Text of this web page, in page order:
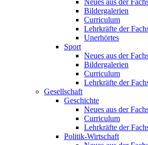
Neues aus der
Bildergalerien
Curriculum
Lehrkräfte der
Unerhörtes
Sport
Neues aus der
Bildergalerien
Curriculum
Lehrkräfte der
Gesellschaft
Geschichte
Neues aus der
Curriculum
Lehrkräfte der
Politik-Wirtschaft